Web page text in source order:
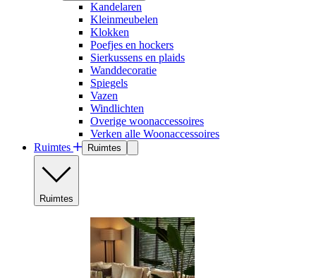
Kandelaren
Kleinmeubelen
Klokken
Poefjes en hockers
Sierkussens en plaids
Wanddecoratie
Spiegels
Vazen
Windlichten
Overige woonaccessoires
Verken alle Woonaccessoires
Ruimtes
Ruimtes
Ruimtes